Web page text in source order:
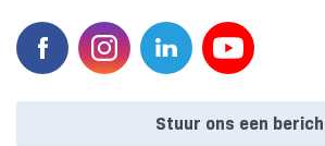
Stuur ons een